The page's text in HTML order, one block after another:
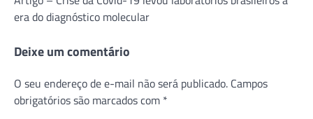
de
Post
era do diagnóstico molecular
Deixe um comentário
O seu endereço de e-mail não será publicado. Campos
obrigatórios são marcados com *